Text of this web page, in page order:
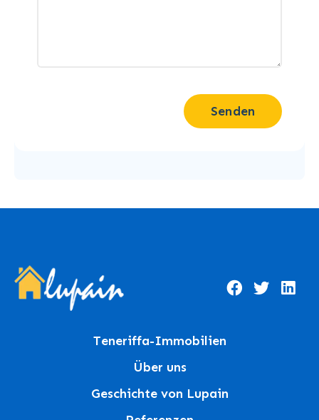
Senden
Teneriffa-Immobilien
Über uns
Geschichte von Lupain